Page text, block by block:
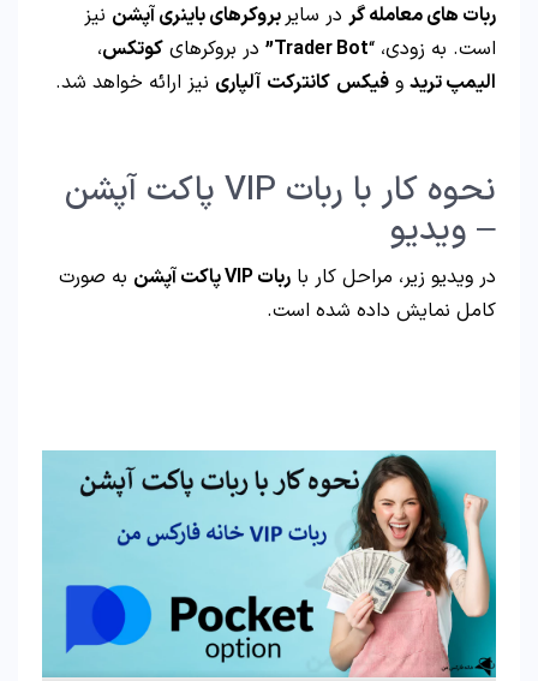
ربات های معامله گر در سایربروکرهای باینری آپشن نیز
است. به زودی، “Trader Bot” در بروکرهای کوتکس،
الیمپ ترید و فیکس کانترکت آلپاری نیز ارائه خواهد شد.
نحوه کار با ربات VIP پاکت آپشن
– ویدیو
در ویدیو زیر، مراحل کار با ربات VIP پاکت آپشن
به صورت
کامل نمایش داده شده است.